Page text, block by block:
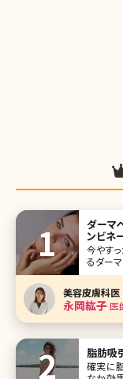
ダーマ
ンビネ
今やす
るダー
くすみ
から様
られています。 本記事ではダーマペン
た上で、
美容皮膚科医
永岡紘子医
脂肪吸
確実に